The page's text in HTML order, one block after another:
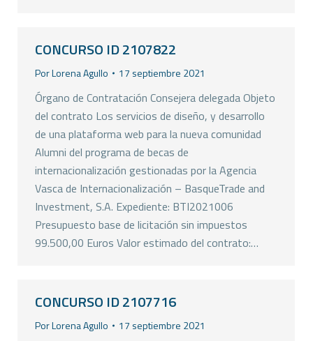
CONCURSO ID 2107822
PorLorena Agullo 17 septiembre 2021
Órgano de Contratación Consejera delegada Objeto
del contrato Los servicios de diseño, y desarrollo
de una plataforma web para la nueva comunidad
Alumni del programa de becas de
internacionalización gestionadas por la Agencia
Vasca de Internacionalización – BasqueTrade and
Investment, S.A. Expediente: BTI2021006
Presupuesto base de licitación sin impuestos
99.500,00 Euros Valor estimado del contrato:…
CONCURSO ID 2107716
PorLorena Agullo 17 septiembre 2021